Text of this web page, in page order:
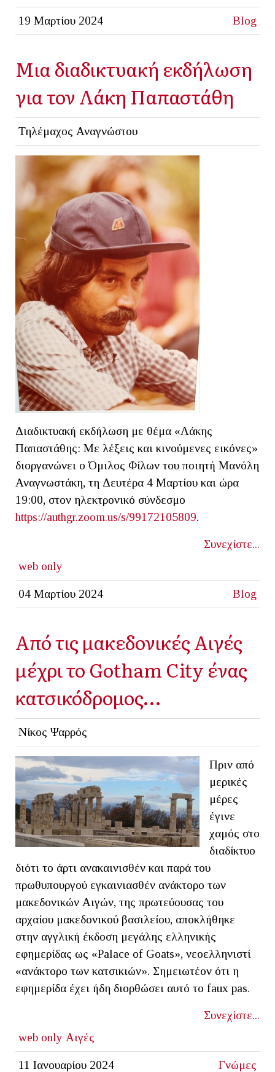
19 Μαρτίου 2024 Blog
Μια διαδικτυακή εκδήλωση
για τον Λάκη Παπαστάθη
Τηλέμαχος Αναγνώστου
Διαδικτυακή εκδήλωση με θέμα «Λάκης
Παπαστάθης: Με λέξεις και κινούμενες εικόνες»
διοργανώνει ο Όμιλος Φίλων του ποιητή Μανόλη
Αναγνωστάκη, τη Δευτέρα 4 Μαρτίου και ώρα
19:00, στον ηλεκτρονικό σύνδεσμο
https://authgr.zoom.us/s/99172105809.
Συνεχίστε...
web only
04 Μαρτίου 2024 Blog
Από τις μακεδονικές Αιγές
μέχρι το Gotham City ένας
κατσικόδρομος…
Νίκος Ψαρρός
Πριν από
μερικές
μέρες
έγινε
χαμός στο
διαδίκτυο
διότι το άρτι ανακαινισθέν και παρά του
πρωθυπουργού εγκαινιασθέν ανάκτορο των
μακεδονικών Αιγών, της πρωτεύουσας του
αρχαίου μακεδονικού βασιλείου, αποκλήθηκε
στην αγγλική έκδοση μεγάλης ελληνικής
εφημερίδας ως «Palace of Goats», νεοελληνιστί
«ανάκτορο των κατσικιών». Σημειωτέον ότι η
εφημερίδα έχει ήδη διορθώσει αυτό το faux pas.
Συνεχίστε...
web only Αιγές
11 Ιανουαρίου 2024 Γνώμες